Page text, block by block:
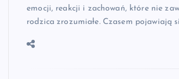
emocji, reakcji i zachowań, które nie
rodzica zrozumiałe. Czasem pojawiają